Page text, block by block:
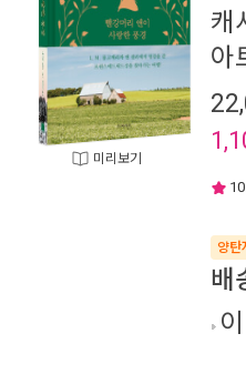
미리보기
캐
아
양탄
배